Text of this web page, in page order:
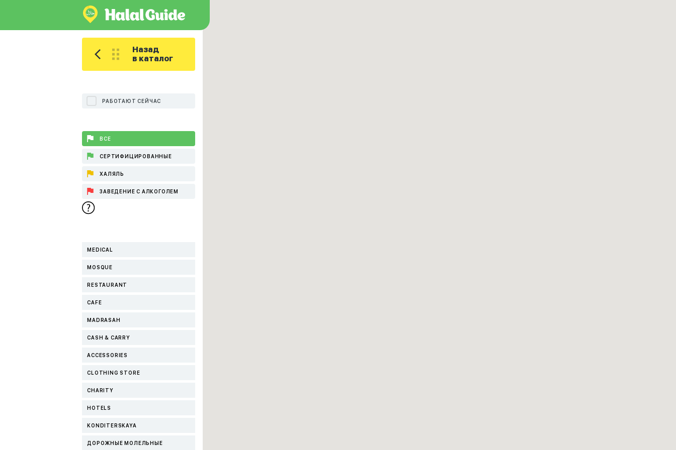
Назад
в каталог
РАБОТАЮТ СЕЙЧАС
ВСЕ
СЕРТИФИЦИРОВАННЫЕ
ХАЛЯЛЬ
ЗАВЕДЕНИЕ С АЛКОГОЛЕМ
MEDICAL
MOSQUE
RESTAURANT
CAFE
MADRASAH
CASH & CARRY
ACCESSORIES
CLOTHING STORE
CHARITY
HOTELS
KONDITERSKAYA
ДОРОЖНЫЕ МОЛЕЛЬНЫЕ